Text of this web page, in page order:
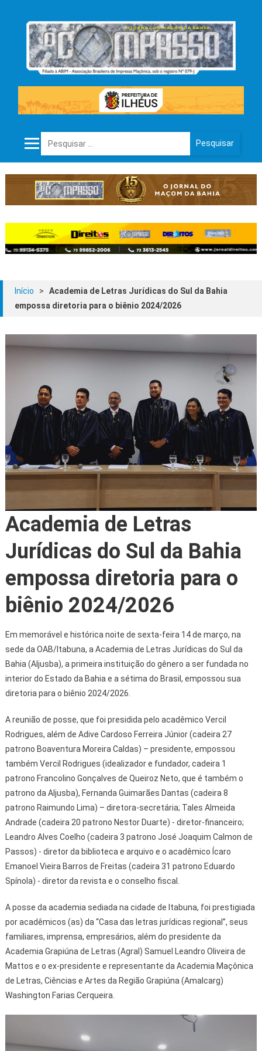
Pesquisar por:
Início >
Academia de Letras Jurídicas do Sul da Bahia
empossa diretoria para o biênio 2024/2026
Academia de Letras
Jurídicas do Sul da Bahia
empossa diretoria para o
biênio 2024/2026
Em memorável e histórica noite de sexta-feira 14 de março, na
sede da OAB/Itabuna, a Academia de Letras Jurídicas do Sul da
Bahia (Aljusba), a primeira instituição do gênero a ser fundada no
interior do Estado da Bahia e a sétima do Brasil, empossou sua
diretoria para o biênio 2024/2026.
A reunião de posse, que foi presidida pelo acadêmico Vercil
Rodrigues, além de Adive Cardoso Ferreira Júnior (cadeira 27
patrono Boaventura Moreira Caldas) – presidente, empossou
também Vercil Rodrigues (idealizador e fundador, cadeira 1
patrono Francolino Gonçalves de Queiroz Neto, que é também o
patrono da Aljusba), Fernanda Guimarães Dantas (cadeira 8
patrono Raimundo Lima) – diretora-secretária; Tales Almeida
Andrade (cadeira 20 patrono Nestor Duarte) - diretor-financeiro;
Leandro Alves Coelho (cadeira 3 patrono José Joaquim Calmon de
Passos) - diretor da biblioteca e arquivo e o acadêmico Ícaro
Emanoel Vieira Barros de Freitas (cadeira 31 patrono Eduardo
Spínola) - diretor da revista e o conselho fiscal.
A posse da academia sediada na cidade de Itabuna, foi prestigiada
por acadêmicos (as) da “Casa das letras jurídicas regional”, seus
familiares, imprensa, empresários, além do presidente da
Academia Grapiúna de Letras (Agral) Samuel Leandro Oliveira de
Mattos e o ex-presidente e representante da Academia Maçônica
de Letras, Ciências e Artes da Região Grapiúna (Amalcarg)
Washington Farias Cerqueira.